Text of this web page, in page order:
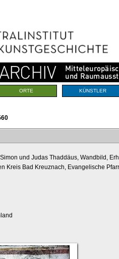
ORTE KÜNSTLER
und Judas Thaddäus, Wandbild,
Kreis Bad Kreuznach, Evangelische